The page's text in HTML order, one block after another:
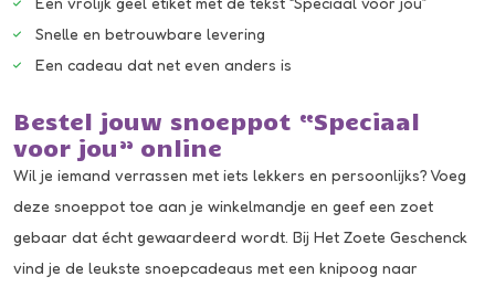
Snelle en betrouwbare levering
Een cadeau dat net even anders is
Bestel jouw snoeppot “Speciaal
voor jou” online
Wil je iemand verrassen met iets lekkers en persoonlijks? Voeg
deze snoeppot toe aan je winkelmandje en geef een zoet
gebaar dat écht gewaardeerd wordt. Bij Het Zoete Geschenck
vind je de leukste snoepcadeaus met een knipoog naar